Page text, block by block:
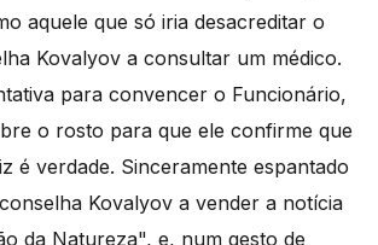
aquele que só iria desacreditar o
Kovalyov a consultar um médico.
para convencer o Funcionário,
o rosto para que ele confirme que
é verdade. Sinceramente espantado
Kovalyov a vender a notícia
da Natureza", e, num gesto de